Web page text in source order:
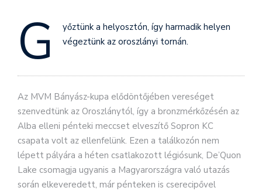
G
yőztünk a helyosztón, így harmadik helyen
végeztünk az oroszlányi tornán.
Az MVM Bányász-kupa elődöntőjében vereséget
szenvedtünk az Oroszlánytól, így a bronzmérkőzésén az
Alba elleni pénteki meccset elveszítő Sopron KC
csapata volt az ellenfelünk. Ezen a találkozón nem
lépett pályára a héten csatlakozott légiósunk, De’Quon
Lake csomagja ugyanis a Magyarországra való utazás
során elkeveredett, már pénteken is cserecipővel